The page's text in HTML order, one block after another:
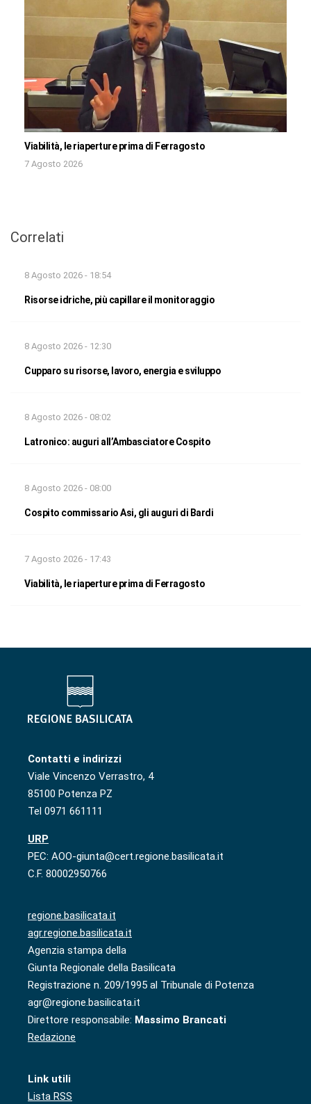
Viabilità, le riaperture prima di Ferragosto
7 Agosto 2026
Correlati
8 Agosto 2026 - 18:54
Risorse idriche, più capillare il monitoraggio
8 Agosto 2026 - 12:30
Cupparo su risorse, lavoro, energia e sviluppo
8 Agosto 2026 - 08:02
Latronico: auguri all’Ambasciatore Cospito
8 Agosto 2026 - 08:00
Cospito commissario Asi, gli auguri di Bardi
7 Agosto 2026 - 17:43
Viabilità, le riaperture prima di Ferragosto
Contatti e indirizzi
Viale Vincenzo Verrastro, 4
85100 Potenza PZ
Tel 0971 661111
URP
PEC: AOO-giunta@cert.regione.basilicata.it
C.F. 80002950766
regione.basilicata.it
agr.regione.basilicata.it
Agenzia stampa della
Giunta Regionale della Basilicata
Registrazione n. 209/1995 al Tribunale di Potenza
agr@regione.basilicata.it
Direttore responsabile: Massimo Brancati
Redazione
Link utili
Lista RSS